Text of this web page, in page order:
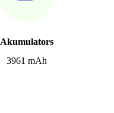
Akumulators
3961 mAh